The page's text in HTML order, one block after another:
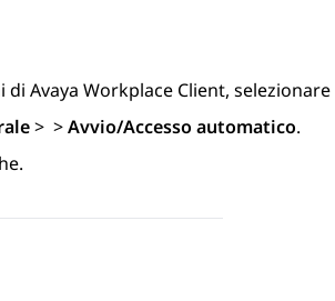
di Avaya Workplace Client, selezionare
> >Avvio/Accesso automatico.